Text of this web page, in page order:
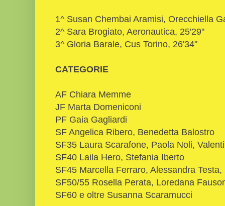
1^ Susan Chembai Aramisi, Orecchiella
2^ Sara Brogiato, Aeronautica, 25'29"
3^ Gloria Barale, Cus Torino, 26'34"
CATEGORIE
AF Chiara Memme
JF Marta Domeniconi
PF Gaia Gagliardi
SF Angelica Ribero, Benedetta Balostro
SF35 Laura Scarafone, Paola Noli,
SF40 Laila Hero, Stefania Iberto
SF45 Marcella Ferraro, Alessandra
SF50/55 Rosella Perata, Loredana
SF60 e oltre Susanna Scaramucci